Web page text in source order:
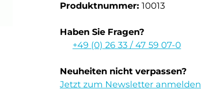
Produktnummer: 10013
Haben Sie Fragen?
+49 (0) 26 33 / 47 59 07-0
Neuheiten nicht verpassen?
Jetzt zum Newsletter anmelden